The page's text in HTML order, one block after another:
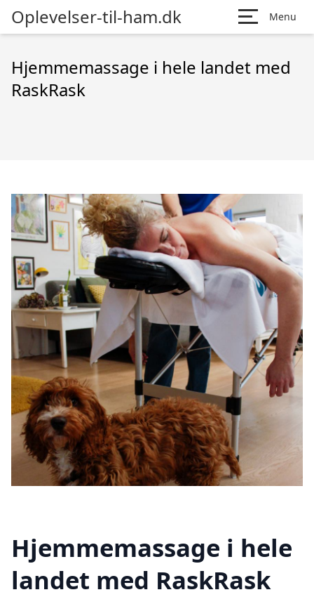
Oplevelser-til-ham.dk Menu
Hjemmemassage i hele landet med
RaskRask
Hjemmemassage i hele
landet med RaskRask